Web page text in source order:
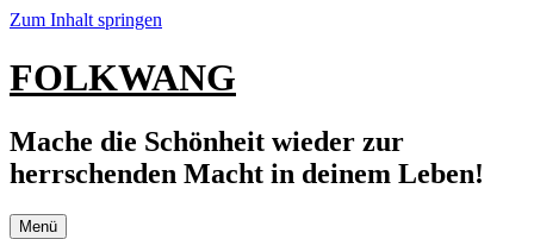
Zum Inhalt springen
FOLKWANG
Mache die Schönheit wieder zur
herrschenden Macht in deinem Leben!
Menü